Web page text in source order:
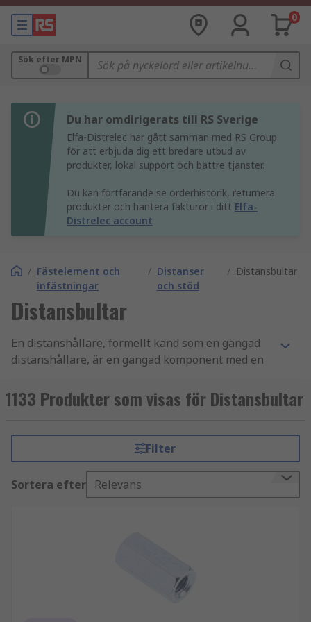
0
Sök efter MPN
Du har omdirigerats till RS Sverige
Elfa-Distrelec har gått samman med RS Group
för att erbjuda dig ett bredare utbud av
produkter, lokal support och bättre tjänster.
Du kan fortfarande se orderhistorik, returnera
produkter och hantera fakturor i ditt Elfa-
Distrelec account
/ Fästelement och
infästningar
/ Distanser
och stöd
/ Distansbultar
Distansbultar
En distanshållare, formellt känd som en gängad
distanshållare, är en gängad komponent med en
kombinationer. Dessa är hane-hona, hona-hona
och hane-hane. Distanshållare är vanligtvis
kropp beroende på material och storlek.
Materialen som de vanligtvis tillverkas av är:
Aluminium
1133 Produkter som visas för Distansbultar
Filter
Sortera efter Relevans